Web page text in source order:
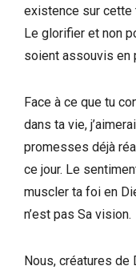
existence sur cette
Le glorifier et non
soient assouvis en
Face à ce que tu
dans ta vie,
promesses déjà
ce jour. Le
muscler ta foi en
n’est pas Sa vision.
Nous, créatures de